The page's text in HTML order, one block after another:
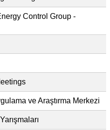
Control Group -
ve Araştırma Merkezi